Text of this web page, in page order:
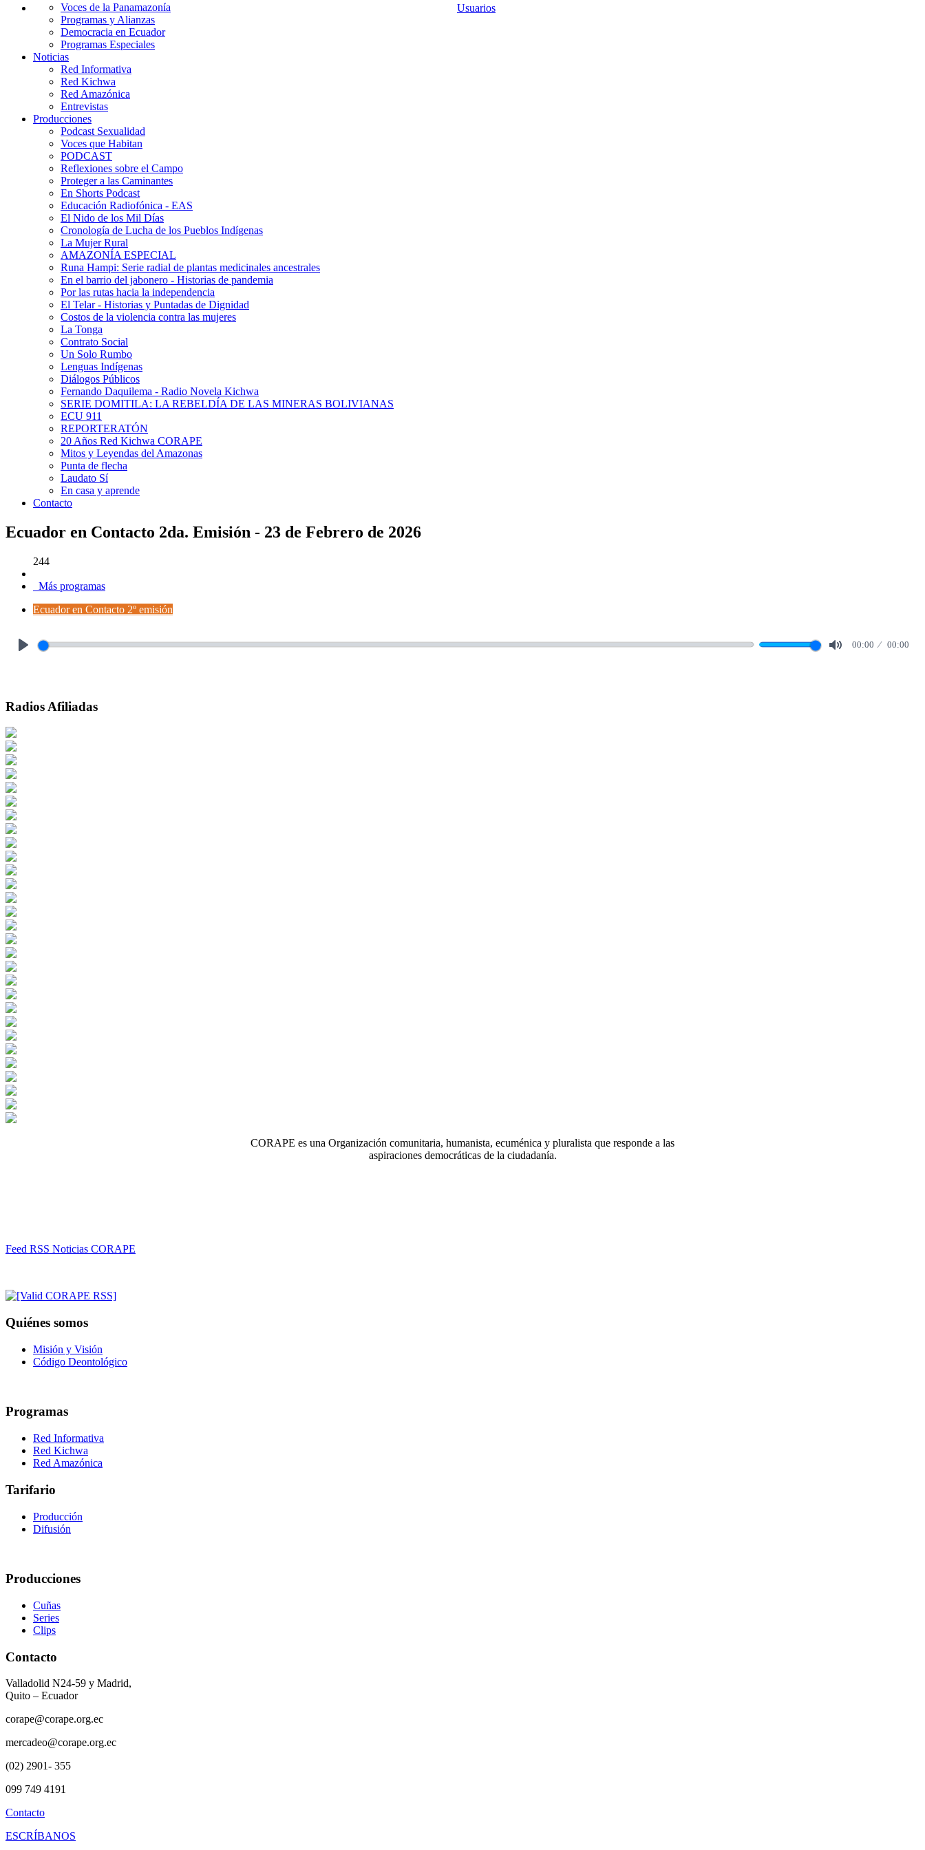
Usuarios
Voces de la Panamazonía
Programas y Alianzas
Democracia en Ecuador
Programas Especiales
Noticias
Red Informativa
Red Kichwa
Red Amazónica
Entrevistas
Producciones
Podcast Sexualidad
Voces que Habitan
PODCAST
Reflexiones sobre el Campo
Proteger a las Caminantes
En Shorts Podcast
Educación Radiofónica - EAS
El Nido de los Mil Días
Cronología de Lucha de los Pueblos Indígenas
La Mujer Rural
AMAZONÍA ESPECIAL
Runa Hampi: Serie radial de plantas medicinales ancestrales
En el barrio del jabonero - Historias de pandemia
Por las rutas hacia la independencia
El Telar - Historias y Puntadas de Dignidad
Costos de la violencia contra las mujeres
La Tonga
Contrato Social
Un Solo Rumbo
Lenguas Indígenas
Diálogos Públicos
Fernando Daquilema - Radio Novela Kichwa
SERIE DOMITILA: LA REBELDÍA DE LAS MINERAS BOLIVIANAS
ECU 911
REPORTERATÓN
20 Años Red Kichwa CORAPE
Mitos y Leyendas del Amazonas
Punta de flecha
Laudato Sí
En casa y aprende
Contacto
Ecuador en Contacto 2da. Emisión - 23 de Febrero de 2026
244
Más programas
Ecuador en Contacto 2º emisión
00:00 00:00
Radios Afiliadas
CORAPE es una Organización comunitaria, humanista, ecuménica y pluralista que responde a las
aspiraciones democráticas de la ciudadanía.
Feed RSS Noticias CORAPE
Quiénes somos
Misión y Visión
Código Deontológico
Programas
Red Informativa
Red Kichwa
Red Amazónica
Tarifario
Producción
Difusión
Producciones
Cuñas
Series
Clips
Contacto
Valladolid N24-59 y Madrid,
Quito – Ecuador
corape@corape.org.ec
mercadeo@corape.org.ec
(02) 2901- 355
099 749 4191
Contacto
ESCRÍBANOS